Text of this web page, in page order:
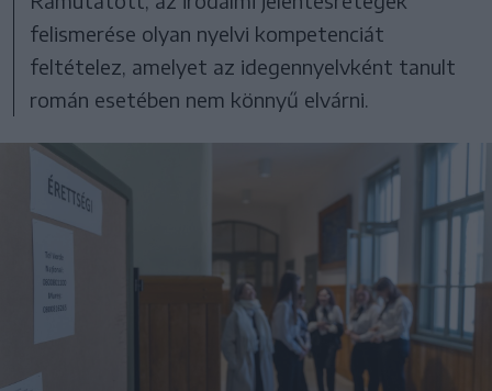
felismerése olyan nyelvi kompetenciát
feltételez, amelyet az idegennyelvként tanult
román esetében nem könnyű elvárni.